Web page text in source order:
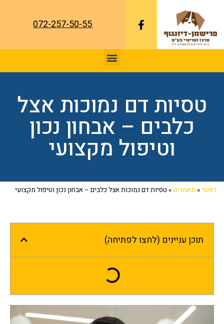
072-257-50-55
טסיות דם נמוכות אצל
כלבים – אבחון נכון
וטיפול מקצועי
ראשי» מאמרים» טסיות דם נמוכות אצל כלבים – אבחון נכון וטיפול מקצועי
תוכן עניינים (לחצו לפתיחה)